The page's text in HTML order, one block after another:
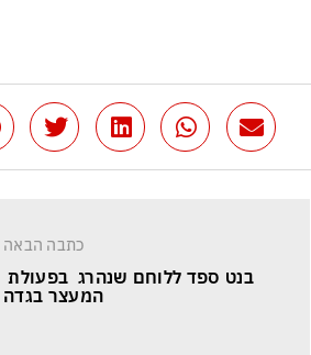
כתבה הבאה
בנט ספד ללוחם שנהרג  בפעולת
המעצר בגדה